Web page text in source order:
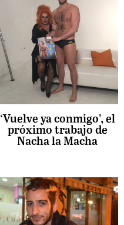
‘Vuelve ya conmigo’, el
próximo trabajo de
Nacha la Macha